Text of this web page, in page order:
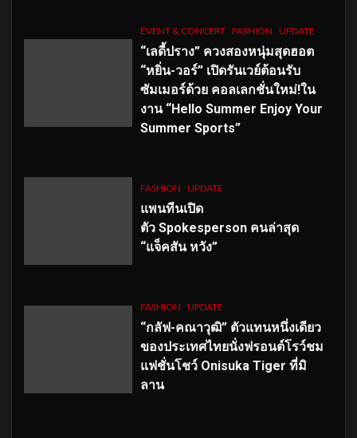
EVENT & CONCERT FASHION UPDATE
“เลดี้ปราง” ควงสองหนุ่มสุดฮอต
“หยิ่น-วอร์” เปิดรันเวย์ต้อนรับ
ซัมเมอร์ด้วย คอลเลกชั่นใหม่!ใน
งาน “Hello Summer Enjoy Your
Summer Sports”
FASHION UPDATE
แพนทีนเปิด
ตัว Spokesperson คนล่าสุด
“แจ็คสัน หวัง”
FASHION UPDATE
“กลัฟ-คณาวุฒิ” ตัวแทนหนึ่งเดียว
ของประเทศไทยนั่งฟรอนต์โรว์ชม
แฟชั่นโชว์ Onisuka Tiger ที่มิ
ลาน